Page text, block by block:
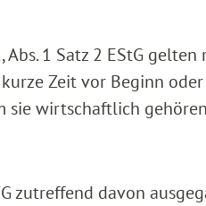
Abs. 1 Satz 2 EStG
Zeit vor Beginn
sie wirtschaftlich
zutreffend davon